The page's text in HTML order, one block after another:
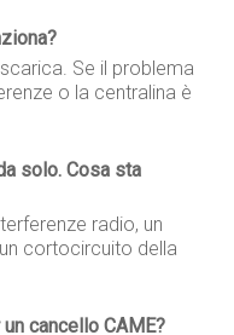
Se il problema
o la centralina è
solo. Cosa sta
radio, un
cortocircuito della
cancello CAME?